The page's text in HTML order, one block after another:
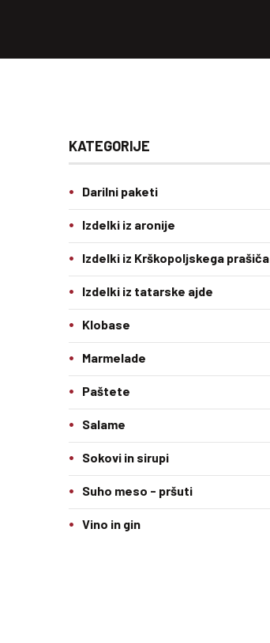
KATEGORIJE
Darilni paketi
Izdelki iz aronije
Izdelki iz Krškopoljskega prašiča
Izdelki iz tatarske ajde
Klobase
Marmelade
Paštete
Salame
Sokovi in sirupi
Suho meso - pršuti
Vino in gin